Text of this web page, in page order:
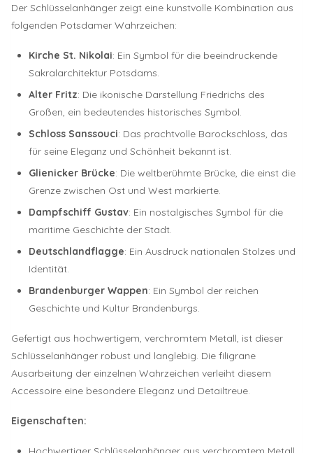
Der Schlüsselanhänger zeigt eine kunstvolle Kombination aus
folgenden Potsdamer Wahrzeichen:
Kirche St. Nikolai: Ein Symbol für die beeindruckende
Sakralarchitektur Potsdams.
Alter Fritz: Die ikonische Darstellung Friedrichs des
Großen, ein bedeutendes historisches Symbol.
Schloss Sanssouci: Das prachtvolle Barockschloss, das
für seine Eleganz und Schönheit bekannt ist.
Glienicker Brücke: Die weltberühmte Brücke, die einst die
Grenze zwischen Ost und West markierte.
Dampfschiff Gustav: Ein nostalgisches Symbol für die
maritime Geschichte der Stadt.
Deutschlandflagge: Ein Ausdruck nationalen Stolzes und
Identität.
Brandenburger Wappen: Ein Symbol der reichen
Geschichte und Kultur Brandenburgs.
Gefertigt aus hochwertigem, verchromtem Metall, ist dieser
Schlüsselanhänger robust und langlebig. Die filigrane
Ausarbeitung der einzelnen Wahrzeichen verleiht diesem
Accessoire eine besondere Eleganz und Detailtreue.
Eigenschaften: